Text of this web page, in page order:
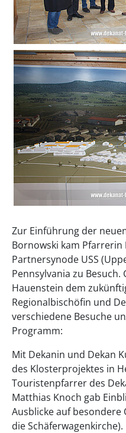
Zur Einführung der
Bornowski kam
Partnersynode USS
Pennsylvania zu
Hauenstein dem
Regionalbischöfin und
verschiedene Besuche
Programm:
Mit Dekanin und Dekan
des Klosterprojektes in
Touristenpfarrer des
Matthias Knoch gab
Ausblicke auf besondere
die Schäferwagenkirche).